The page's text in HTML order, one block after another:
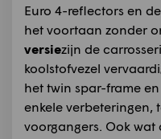
Euro 4-reflectors en
het voortaan zonder
versiezijn de
koolstofvezel
het twin spar-frame
enkele verbeteringen,
voorgangers. Ook wat